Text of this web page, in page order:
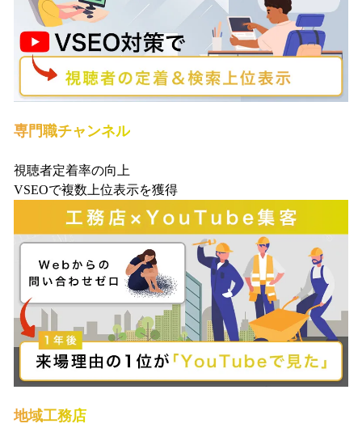
専門職チャンネル
視聴者定着率の向上
VSEOで複数上位表示を獲得
地域工務店